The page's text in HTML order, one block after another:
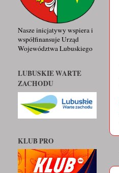
Nasze inicjatywy wspiera i
współfinansuje Urząd
Województwa Lubuskiego
LUBUSKIE WARTE
ZACHODU
KLUB PRO